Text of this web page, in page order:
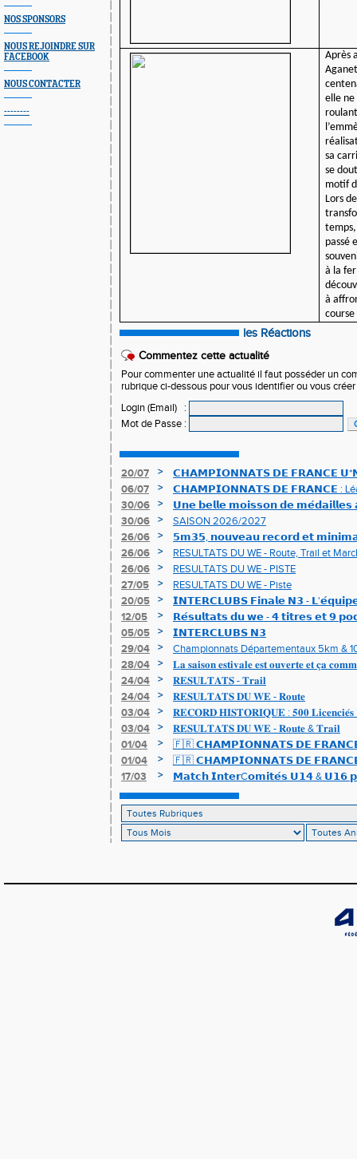
NOS SPONSORS
NOUS REJOINDRE SUR
FACEBOOK
NOUS CONTACTER
--------
Après
elle
sa
se
motif
Lors
passé
à la
à
course
les Réactions
Commentez cette actualité
Pour commenter une actualité il faut posséder un
rubrique ci-dessous pour vous identifier ou vous
Login (Email)
:
Mot de Passe :
20/07 >
𝗖𝗛𝗔𝗠𝗣𝗜𝗢𝗡𝗡𝗔𝗧𝗦 𝗗𝗘 𝗙𝗥𝗔𝗡𝗖𝗘
𝗵𝗶𝘀𝘁𝗼𝗿𝗶𝗾𝘂𝗲𝘀 !
06/07 >
𝗖𝗛𝗔𝗠𝗣𝗜𝗢𝗡𝗡𝗔𝗧𝗦 𝗗𝗘 𝗙𝗥𝗔𝗡𝗖𝗘 : Léane
83è !
30/06 >
𝗨𝗻𝗲 𝗯𝗲𝗹𝗹𝗲 𝗺𝗼𝗶𝘀𝘀𝗼𝗻 𝗱𝗲
𝗔𝗨𝗥𝗔 !
30/06 >
SAISON 2026/2027
26/06
>
𝟱𝗺𝟯𝟱, 𝗻𝗼𝘂𝘃𝗲𝗮𝘂 𝗿𝗲𝗰𝗼𝗿𝗱 𝗲𝘁
𝗖𝗵𝗮𝗺𝗽𝗶𝗼𝗻𝗻𝗮𝘁𝘀 𝗱𝘂 𝗠𝗼𝗻𝗱𝗲 𝗨𝟮𝟬
26/06 >
RESULTATS DU WE - Route, Trail et
26/06
>
RESULTATS DU WE - PISTE
27/05
>
RESULTATS DU WE - Piste
20/05
>
𝗜𝗡𝗧𝗘𝗥𝗖𝗟𝗨𝗕𝗦 𝗙𝗶𝗻𝗮𝗹𝗲 𝗡𝟯 -
𝟯𝟮𝟰𝟮𝟳𝗽𝘁𝘀
12/05 >
𝗥𝗲́𝘀𝘂𝗹𝘁𝗮𝘁𝘀 𝗱𝘂 𝘄𝗲 - 𝟰 𝘁𝗶𝘁𝗿𝗲𝘀 𝗲𝘁 𝟵
05/05
>
𝗜𝗡𝗧𝗘𝗥𝗖𝗟𝗨𝗕𝗦 𝗡𝟯
29/04
>
Championnats Départementaux 5km &
de bronze et un max de plaisir pour tous !
28/04 >
𝐋𝐚 𝐬𝐚𝐢𝐬𝐨𝐧 𝐞𝐬𝐭𝐢𝐯𝐚𝐥𝐞 𝐞𝐬𝐭 𝐨𝐮𝐯𝐞𝐫𝐭𝐞 𝐞𝐭 𝐜̧𝐚
24/04
>
𝐑𝐄𝐒𝐔𝐋𝐓𝐀𝐓𝐒 - 𝐓𝐫𝐚𝐢𝐥
24/04
>
𝐑𝐄𝐒𝐔𝐋𝐓𝐀𝐓𝐒 𝐃𝐔 𝐖𝐄 - 𝐑𝐨𝐮𝐭𝐞
03/04
>
𝐑𝐄𝐂𝐎𝐑𝐃 𝐇𝐈𝐒𝐓𝐎𝐑𝐈𝐐𝐔𝐄 : 𝟓𝟎𝟎 𝐋𝐢𝐜𝐞𝐧𝐜𝐢𝐞́𝐬
03/04
>
𝐑𝐄𝐒𝐔𝐋𝐓𝐀𝐓𝐒 𝐃𝐔 𝐖𝐄 - 𝐑𝐨𝐮𝐭𝐞 & 𝐓𝐫𝐚𝐢𝐥
01/04
>
🇫🇷 𝗖𝗛𝗔𝗠𝗣𝗜𝗢𝗡𝗡𝗔𝗧𝗦 𝗗𝗘 𝗙𝗥𝗔𝗡𝗖𝗘
résultats
01/04 >
🇫🇷 𝗖𝗛𝗔𝗠𝗣𝗜𝗢𝗡𝗡𝗔𝗧𝗦 𝗗𝗘 𝗙𝗥𝗔𝗡𝗖𝗘
𝒕𝒓𝒂𝒊𝒍𝒆𝒖𝒓𝒔 𝒓𝒂𝒎𝒆̀𝒏𝒆𝒏𝒕 4 𝒎𝒆́𝒅𝒂𝒊𝒍𝒍𝒆𝒔 !
17/03 >
𝗠𝗮𝘁𝗰𝗵 𝗜𝗻𝘁𝗲𝗿C𝗼𝗺𝗶𝘁𝗲́𝘀 𝗨𝟭𝟰 & 𝗨𝟭𝟲